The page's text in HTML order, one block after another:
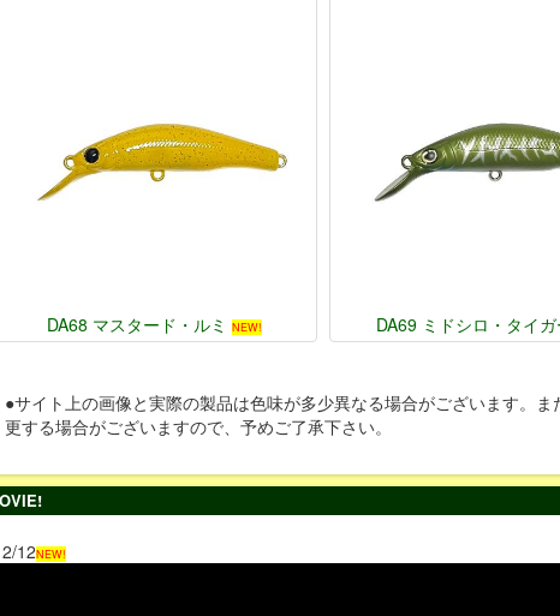
DA68 マスタード・ルミ NEW! DA69 ミドシロ・タイガ
●サイト上の画像と実際の製品は色味が多少異なる場合がございます。
更する場合がございますので、予めご了承下さい。
12NEW!